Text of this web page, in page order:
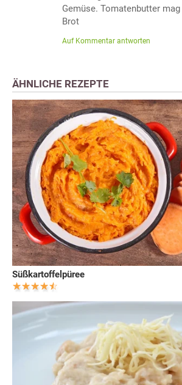
Gemüse. Tomatenbutter
Brot
Auf Kommentar antworten
ÄHNLICHE REZEPTE
Süßkartoffelpüree